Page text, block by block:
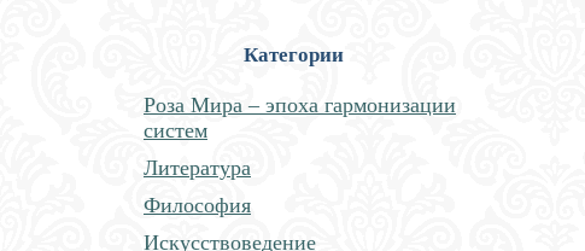
Категории
Роза Мира – эпоха гармонизации
систем
Литература
Философия
Искусствоведение